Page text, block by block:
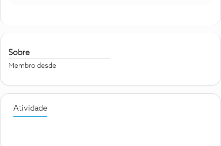
Sobre
Membro desde
Atividade